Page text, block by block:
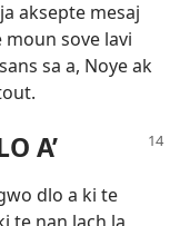
aksepte mesaj
moun sove lavi
sa a, Noye ak
A’
dlo a ki te